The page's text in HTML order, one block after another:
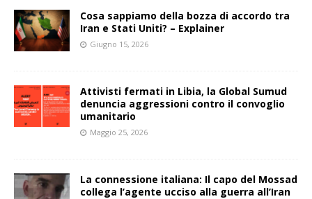
Cosa sappiamo della bozza di accordo tra
Iran e Stati Uniti? – Explainer
Giugno 15, 2026
Attivisti fermati in Libia, la Global Sumud
denuncia aggressioni contro il convoglio
umanitario
Maggio 25, 2026
La connessione italiana: Il capo del Mossad
collega l’agente ucciso alla guerra all’Iran